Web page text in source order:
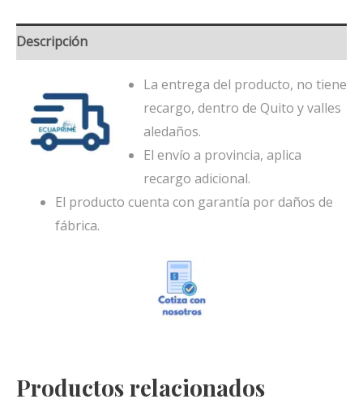
Descripción
La entrega del producto, no tiene
recargo, dentro de Quito y valles
aledaños.
El envío a provincia, aplica
recargo adicional.
El producto cuenta con garantía por daños de
fábrica.
Productos relacionados